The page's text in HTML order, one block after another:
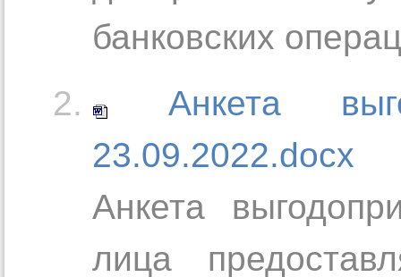
банковских
Анкета
23.09.2022.docx
Анкета
лица